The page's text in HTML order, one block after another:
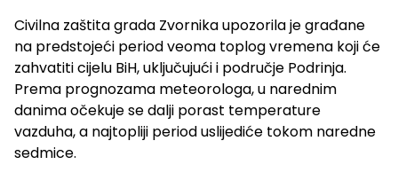
Civilna zaštita grada Zvornika upozorila je građane
na predstojeći period veoma toplog vremena koji će
zahvatiti cijelu BiH, uključujući i područje Podrinja.
Prema prognozama meteorologa, u narednim
danima očekuje se dalji porast temperature
vazduha, a najtopliji period uslijediće tokom naredne
sedmice.